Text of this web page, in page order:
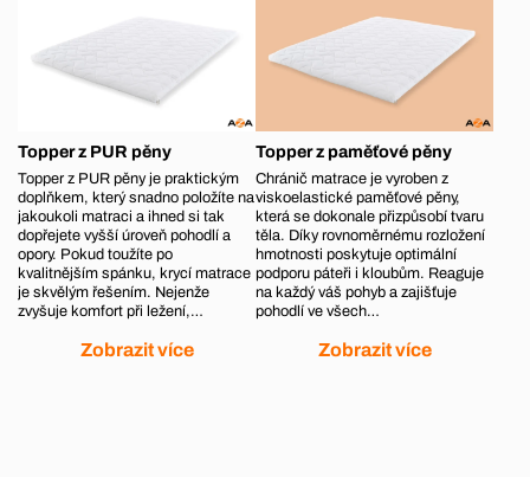
Topper z PUR pěny
Topper z PUR pěny je praktickým
doplňkem, který snadno položíte na
jakoukoli matraci a ihned si tak
dopřejete vyšší úroveň pohodlí a
opory. Pokud toužíte po
kvalitnějším spánku, krycí matrace
je skvělým řešením. Nejenže
zvyšuje komfort při ležení,…
Zobrazit více
Topper z paměťové pěny
Chránič matrace je vyroben z
viskoelastické paměťové pěny,
která se dokonale přizpůsobí tvaru
těla. Díky rovnoměrnému rozložení
hmotnosti poskytuje optimální
podporu páteři i kloubům. Reaguje
na každý váš pohyb a zajišťuje
pohodlí ve všech…
Zobrazit více